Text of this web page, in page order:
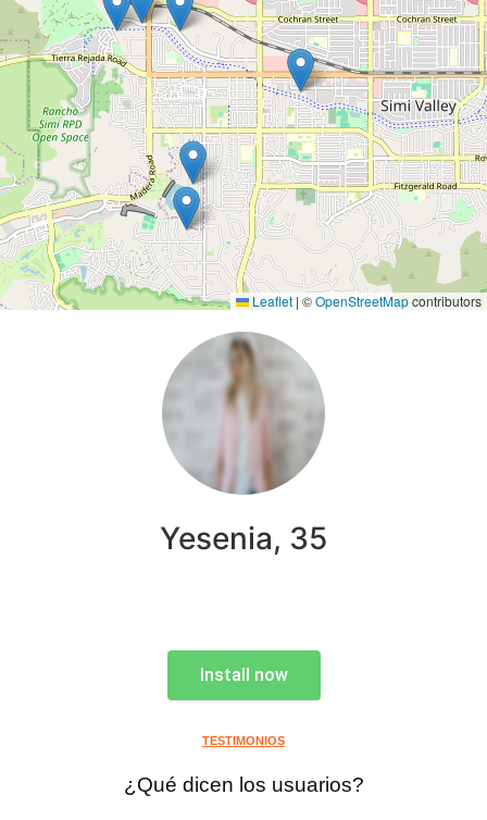
Leaflet | ©OpenStreetMapcontributors
Yesenia, 35
Install now
TESTIMONIOS
¿Qué dicen los usuarios?